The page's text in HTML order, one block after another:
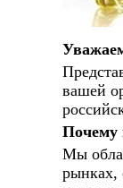
вашей
Почему
Мы
рынках,